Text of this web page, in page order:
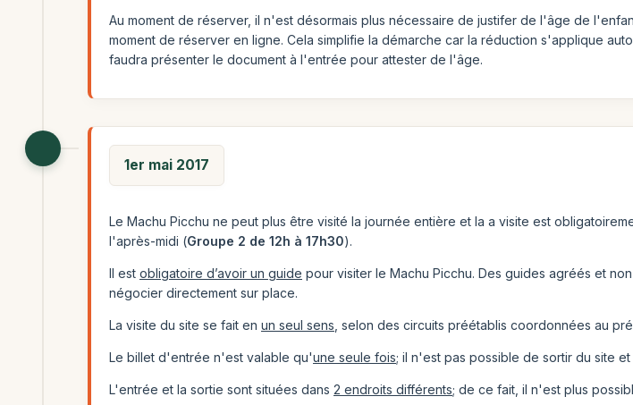
Au moment de réserver, il n'est désormais plus nécessaire de justifer de l'âge de
moment de réserver en ligne. Cela simplifie la démarche car la réduction s'applique
faudra présenter le document à l'entrée pour attester de l'âge.
1er mai 2017
Le Machu Picchu ne peut plus être visité la journée entière et la a visite est
l'après-midi (Groupe 2 de 12h à 17h30).
Il est obligatoire d’avoir un guide pour visiter le Machu Picchu. Des guides agréés et
négocier directement sur place.
La visite du site se fait en un seul sens , selon des circuits préétablis coordonnées au
Le billet d'entrée n'est valable qu'une seule fois; il n'est pas possible de sortir du site
L'entrée et la sortie sont situées dans 2 endroits différents; de ce fait, il n'est plus